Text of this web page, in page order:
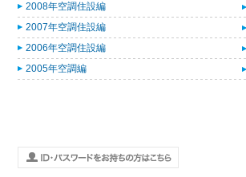
2008年空調住設編
2007年空調住設編
2006年空調住設編
2005年空調編